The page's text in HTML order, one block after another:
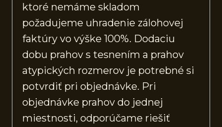
ktoré nemáme skladom
požadujeme uhradenie zálohovej
faktúry vo výške 100%. Dodaciu
dobu prahov s tesnením a prahov
atypických rozmerov je potrebné si
potvrdiť pri objednávke. Pri
objednávke prahov do jednej
miestnosti, odporúčame riešiť